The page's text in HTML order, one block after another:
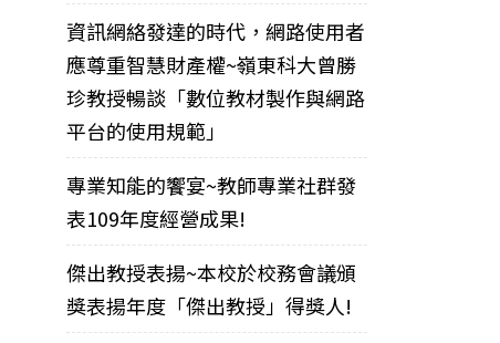
資訊網絡發達的時代，網路使用者
應尊重智慧財產權~嶺東科大曾勝
珍教授暢談「數位教材製作與網路
平台的使用規範」
專業知能的饗宴~教師專業社群發
表109年度經營成果!
傑出教授表揚~本校於校務會議頒
獎表揚年度「傑出教授」得獎人!